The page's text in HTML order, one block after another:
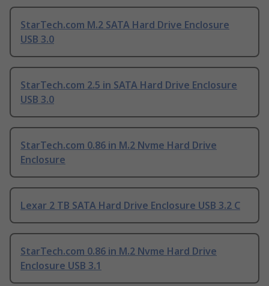
StarTech.com M.2 SATA Hard Drive Enclosure
USB 3.0
StarTech.com 2.5 in SATA Hard Drive Enclosure
USB 3.0
StarTech.com 0.86 in M.2 Nvme Hard Drive
Enclosure
Lexar 2 TB SATA Hard Drive Enclosure USB 3.2 C
StarTech.com 0.86 in M.2 Nvme Hard Drive
Enclosure USB 3.1